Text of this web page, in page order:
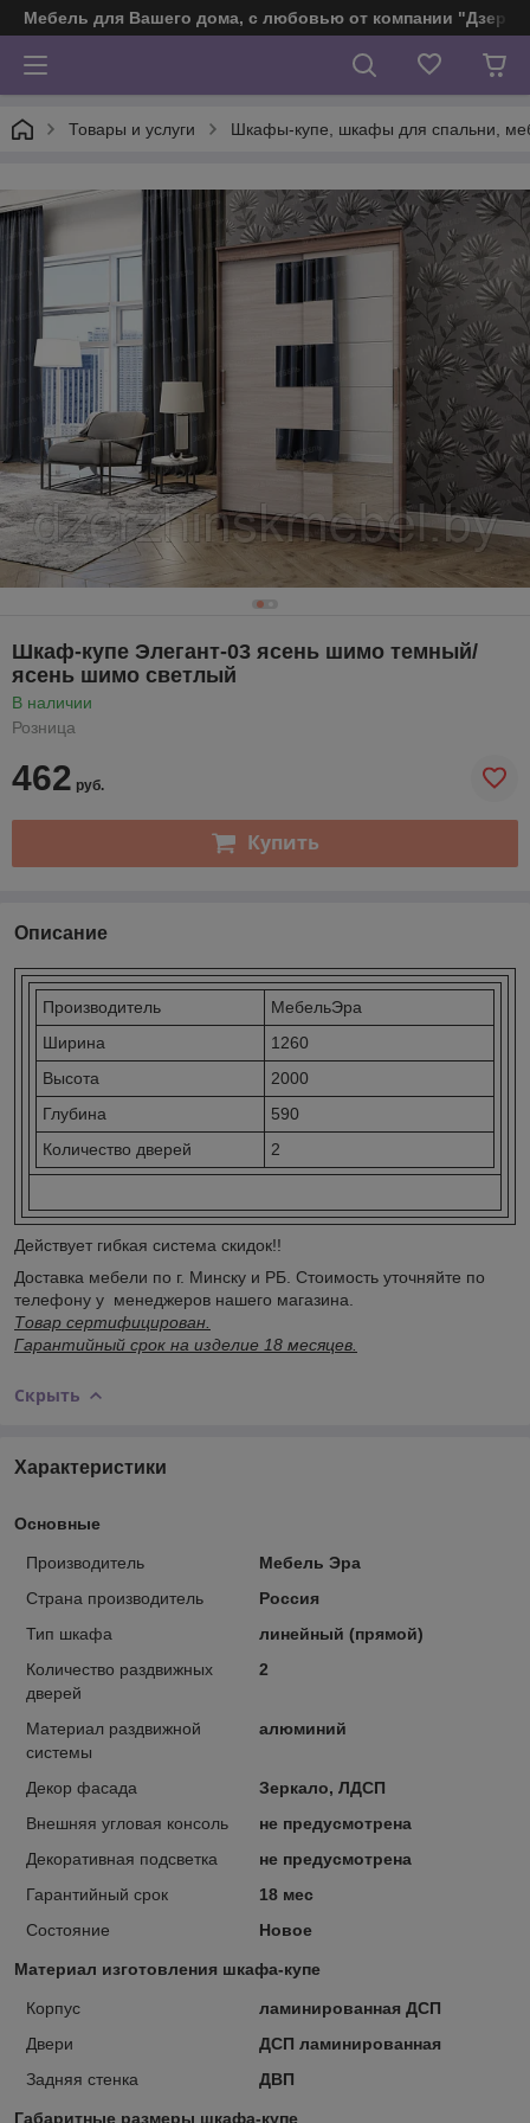
Мебель для Вашего дома, с любовью от компании
Товары и услуги Шкафы-купе, шкафы для спальни,
Шкаф-купе Элегант-03 ясень шимо темный/
ясень шимо светлый
В наличии
Розница
462 руб.
Купить
Описание
Производитель
МебельЭра
Ширина
1260
Высота
2000
Глубина
590
Количество дверей
2
Действует гибкая система скидок!!
Доставка мебели по г. Минску и РБ. Стоимость уточняйте по
телефону у менеджеров нашего магазина.
Товар сертифицирован.
Гарантийный срок на изделие 18 месяцев.
Скрыть
Характеристики
Основные
Производитель
Мебель Эра
Страна производитель
Россия
Тип шкафа
линейный (прямой)
Количество раздвижных
дверей
2
Материал раздвижной
системы
алюминий
Декор фасада
Зеркало, ЛДСП
Внешняя угловая консоль
не предусмотрена
Декоративная подсветка
не предусмотрена
Гарантийный срок
18 мес
Состояние
Новое
Материал изготовления шкафа-купе
Корпус
ламинированная ДСП
Двери
ДСП ламинированная
Задняя стенка
ДВП
Габаритные размеры шкафа-купе